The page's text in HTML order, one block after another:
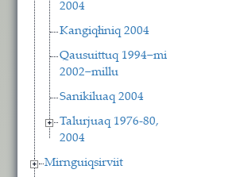
2004
Kangiqłiniq 2004
Qausuittuq 1994−mi
2002−millu
Sanikiluaq 2004
Talurjuaq 1976-80,
2004
Mirnguiqsirviit